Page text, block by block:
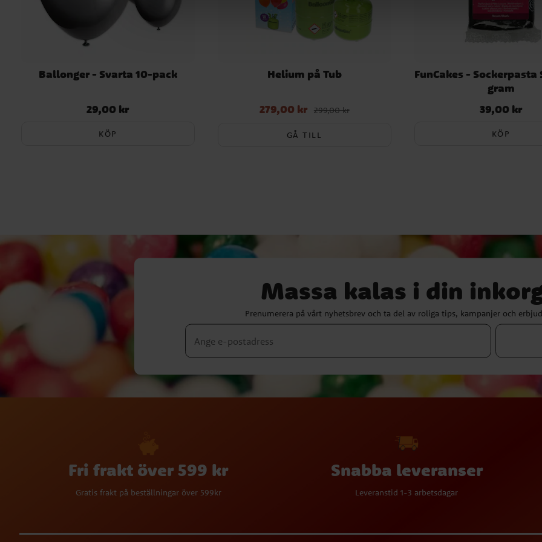
Ballonger - Svarta 10-pack
Pris:29,00 kr
29,00 kr
KÖP
Helium på Tub
Nuvarande pris:279,00 krTidigare pris
299,00 kr
279,00 kr 299,00 kr
GÅ TILL
FunCakes - Sockerpasta
gram
Pris:39,00 kr
39,00 kr
KÖP
Massa kalas i din
Prenumerera på vårt nyhetsbrev och ta del av roliga tips, kampanjer och
Fri frakt över 599 kr
Gratis frakt på beställningar över 599kr
Snabba leveranser
Leveranstid 1-3 arbetsdagar